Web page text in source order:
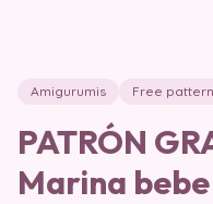
Amigurumis Free
PATRÓN
Marina